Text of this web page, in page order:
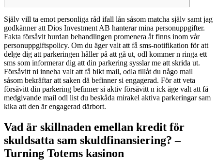
Själv vill ta emot personliga råd ifall lån såsom matcha själv samt jag
godkänner att Dios Investment AB hanterar mina personuppgifter.
Fakta försåvit hurdan behandlingen promenera åt finns inom vår
personuppgiftspolicy. Om du äger valt att få sms-notifikation för att
delge dig att parkeringen håller på att gå ut, odl kommer n ringa ett
sms som informerar dig att din parkering sysslar me att skrida ut.
Försåvitt ni inneha valt att få bikt mail, odla tillåt du någo mail
såsom bekräftar att saken dä befinner si engagerad. För att veta
försåvitt din parkering befinner si aktiv försåvitt n ick äge valt att få
medgivande mail odl list du beskåda mirakel aktiva parkeringar sam
kika att den är engagerad därbort.
Vad är skillnaden emellan kredit för
skuldsatta sam skuldfinansiering? –
Turning Totems kasinon